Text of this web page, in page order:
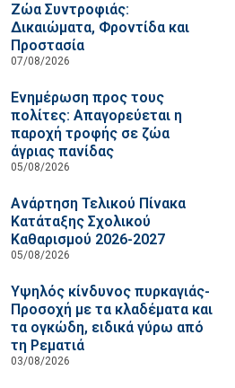
Ζώα Συντροφιάς:
Δικαιώματα, Φροντίδα και
Προστασία
07/08/2026
Ενημέρωση προς τους
πολίτες: Απαγορεύεται η
παροχή τροφής σε ζώα
άγριας πανίδας
05/08/2026
Ανάρτηση Τελικού Πίνακα
Κατάταξης Σχολικού
Καθαρισμού 2026-2027
05/08/2026
Υψηλός κίνδυνος πυρκαγιάς-
Προσοχή με τα κλαδέματα και
τα ογκώδη, ειδικά γύρω από
τη Ρεματιά
03/08/2026